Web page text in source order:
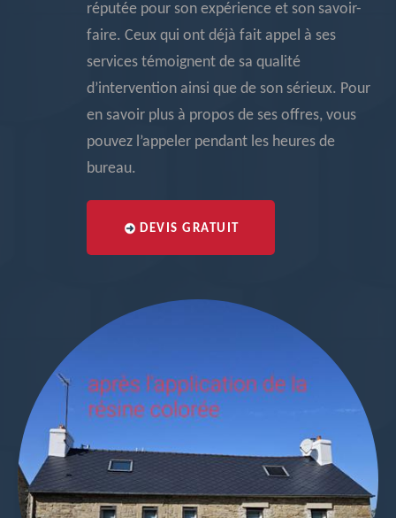
réputée pour son expérience et son savoir-
faire. Ceux qui ont déjà fait appel à ses
services témoignent de sa qualité
d’intervention ainsi que de son sérieux. Pour
en savoir plus à propos de ses offres, vous
pouvez l’appeler pendant les heures de
bureau.
DEVIS GRATUIT